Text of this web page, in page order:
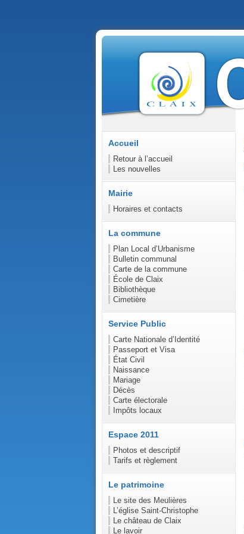
Accueil
Retour à l’accueil
Les nouvelles
Mairie
Horaires et contacts
La commune
Plan Local d’Urbanisme
Bulletin communal
Carte de la commune
École de Claix
Bibliothèque
Cimetière
Service Public
Carte Nationale d’Identité
Passeport et Visa
État Civil
Naissance
Mariage
Décès
Carte électorale
Impôts locaux
Espace 2011
Photos et descriptif
Tarifs et règlement
Le patrimoine
Le site des Meulières
L’église Saint-Christophe
Le château de Claix
Le lavoir